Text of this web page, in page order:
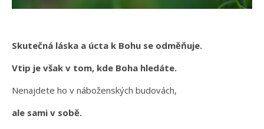
Skutečná láska a úcta k Bohu se odměňuje.
Vtip je však v tom, kde Boha hledáte.
Nenajdete ho v náboženských budovách,
ale sami v sobě.